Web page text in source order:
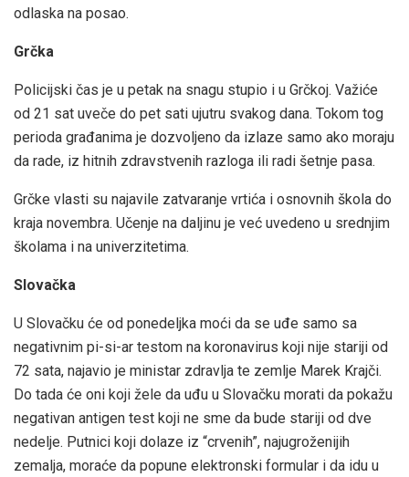
odlaska na posao.
Grčka
Policijski čas je u petak na snagu stupio i u Grčkoj. Važiće
od 21 sat uveče do pet sati ujutru svakog dana. Tokom tog
perioda građanima je dozvoljeno da izlaze samo ako moraju
da rade, iz hitnih zdravstvenih razloga ili radi šetnje pasa.
Grčke vlasti su najavile zatvaranje vrtića i osnovnih škola do
kraja novembra. Učenje na daljinu je već uvedeno u srednjim
školama i na univerzitetima.
Slovačka
U Slovačku će od ponedeljka moći da se uđe samo sa
negativnim pi-si-ar testom na koronavirus koji nije stariji od
72 sata, najavio je ministar zdravlja te zemlje Marek Krajči.
Do tada će oni koji žele da uđu u Slovačku morati da pokažu
negativan antigen test koji ne sme da bude stariji od dve
nedelje. Putnici koji dolaze iz “crvenih”, najugroženijih
zemalja, moraće da popune elektronski formular i da idu u